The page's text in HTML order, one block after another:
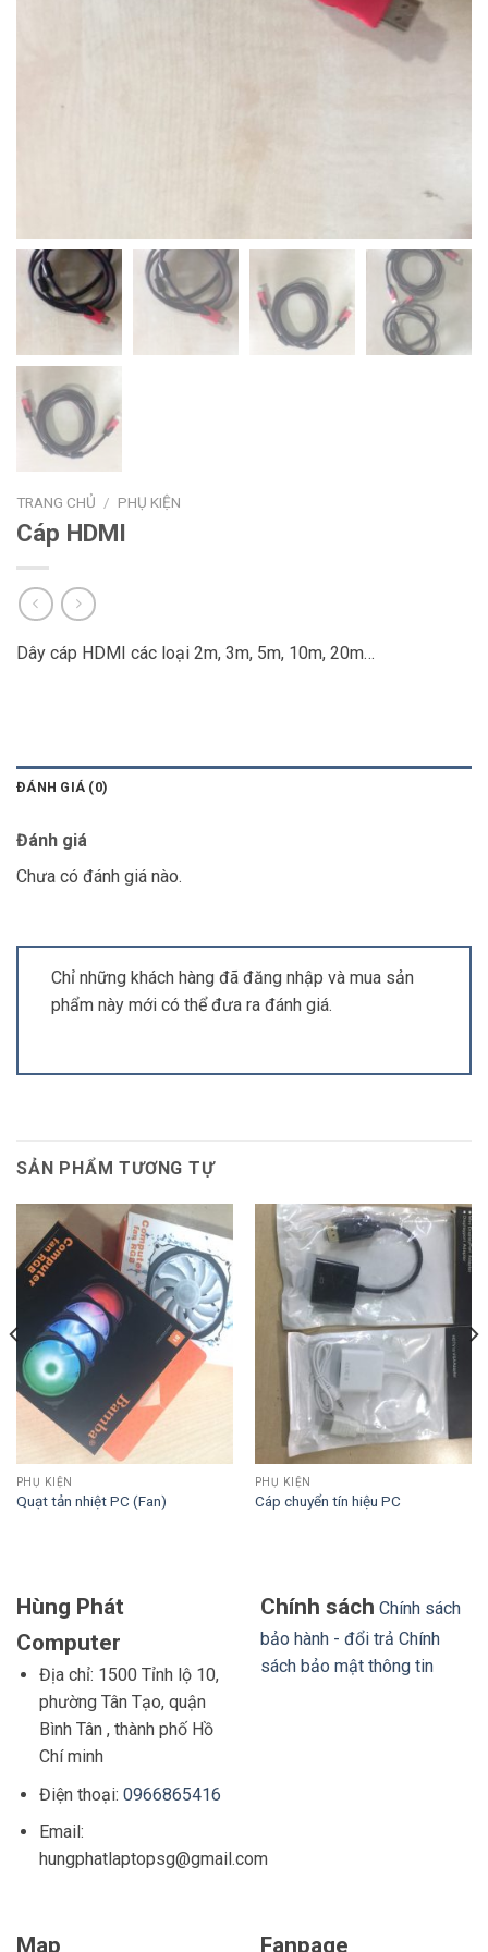
TRANG CHỦ / PHỤ KIỆN
Cáp HDMI
Dây cáp HDMI các loại 2m, 3m, 5m, 10m, 20m…
ĐÁNH GIÁ (0)
Đánh giá
Chưa có đánh giá nào.
Chỉ những khách hàng đã đăng nhập và mua sản
phẩm này mới có thể đưa ra đánh giá.
SẢN PHẨM TƯƠNG TỰ
PHỤ KIỆN
Quạt tản nhiệt PC (Fan)
PHỤ KIỆN
Cáp chuyển tín hiệu PC
Hùng Phát
Computer
Địa chỉ: 1500 Tỉnh lộ 10,
phường Tân Tạo, quận
Bình Tân , thành phố Hồ
Chí minh
Điện thoại: 0966865416
Email:
hungphatlaptopsg@gmail.com
Chính sách Chính sách
bảo hành - đổi trả Chính
sách bảo mật thông tin
Map Fanpage